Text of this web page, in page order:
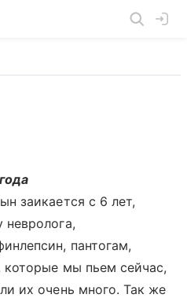
заикается с 6 лет,
пантогам,
которые мы пьем сейчас,
их очень много. Так же